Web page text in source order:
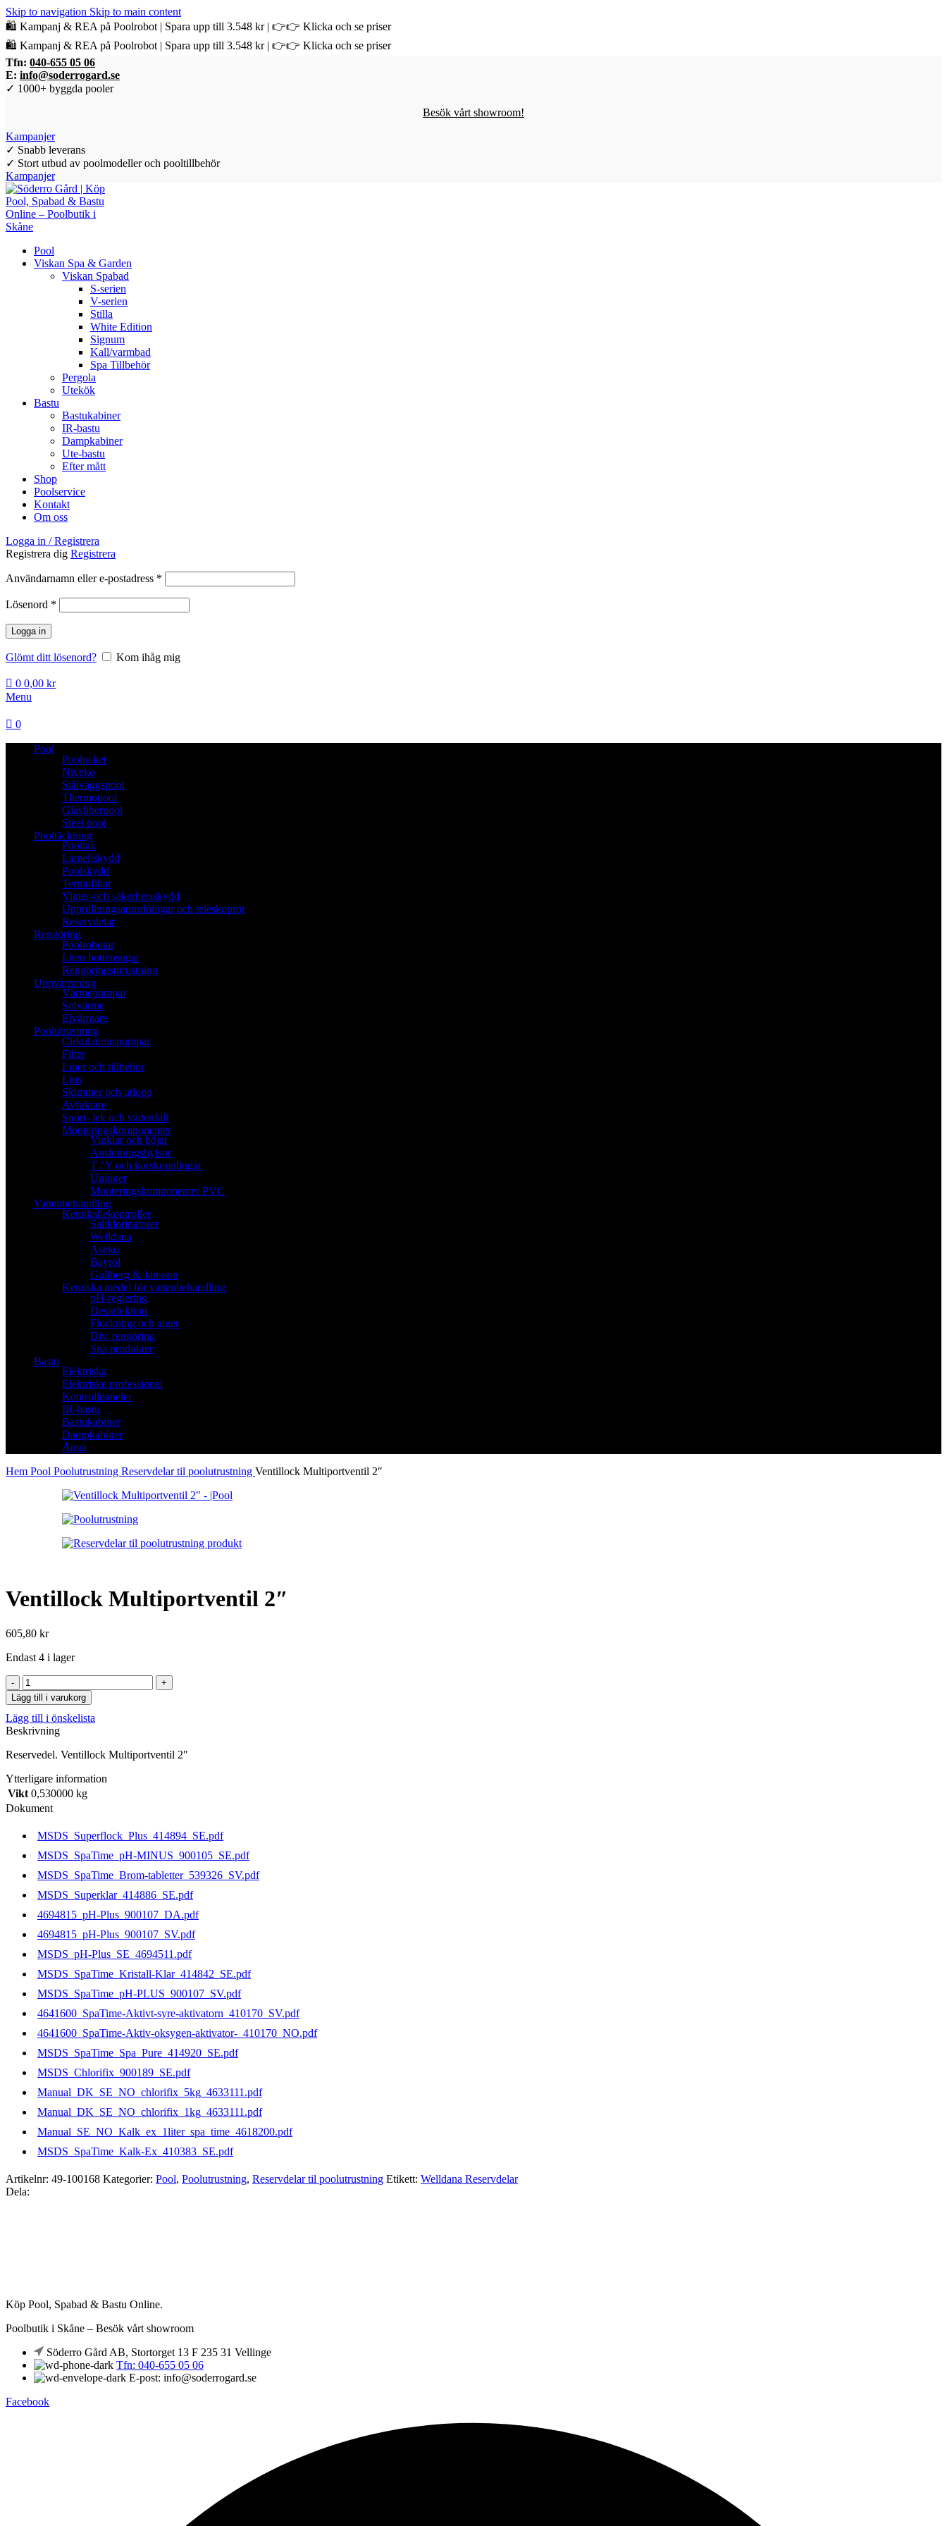
Skip to navigation Skip to main content
🛍️ Kampanj & REA på Poolrobot | Spara upp till 3.548 kr | 👉👉 Klicka och se priser
🛍️ Kampanj & REA på Poolrobot | Spara upp till 3.548 kr | 👉👉 Klicka och se priser
Tfn: 040-655 05 06
E: info@soderrogard.se
✓ 1000+ byggda pooler
Besök vårt showroom!
Kampanjer
✓ Snabb leverans
✓ Stort utbud av poolmodeller och pooltillbehör
Kampanjer
Pool
Viskan Spa & Garden
Viskan Spabad
S-serien
V-serien
Stilla
White Edition
Signum
Kall/varmbad
Spa Tillbehör
Pergola
Utekök
Bastu
Bastukabiner
IR-bastu
Dampkabiner
Ute-bastu
Efter mått
Shop
Poolservice
Kontakt
Om oss
Logga in / Registrera
Registrera dig Registrera
Användarnamn eller e-postadress *
Lösenord *
Logga in
Glömt ditt lösenord? Kom ihåg mig
0 0,00 kr
Menu
0
Pool
Poolpaket
Niveko
Stålväggspool
Thermopool
Glasfiberpool
Steel pool
Pooltäckning
Pooltak
Lamellskydd
Poolskydd
Termofiltar
Vinter-och säkerhetsskydd
Upprullningsanordningar och teleskoprör
Reservdelar
Rengöring
Poolrobotar
Liten bottensugar
Rengöringsutrustning
Uppvärmning
Värmepumpar
Solvärme
Elvärmare
Poolutrustning
Cirkulationspumpar
Filter
Liner och tillbehör
Ljus
Skimmer och utlopp
Avfuktare
Sport- lek och vattenfall
Monteringskomponenter
Vinklar och böjar
Anslutningshylsor
T / Y och korskopplingar
Unioner
Monteringskomponenter PVC
Vattenbehandling
Kemikaliekontroller
Saltklorinatorer
Welldana
Aseko
Bayrol
Gullberg & Jansson
Kemiska medel för vattenbehandling
pH-reglering
Desinfektion
Flockning och alger
Div. rengöring
Spa produkter
Bastu
Elektriska
Elektriske professionel
Kontrollpaneler
IR-bastu
Bastukabiner
Dampkabiner
Ånga
Hem Pool Poolutrustning Reservdelar til poolutrustning Ventillock Multiportventil 2″
Ventillock Multiportventil 2″
605,80 kr
Endast 4 i lager
Ventillock
Multiportventil
2"
mängd
Lägg till i varukorg
Lägg till i önskelista
Beskrivning
Reservedel. Ventillock Multiportventil 2″
Ytterligare information
Vikt 0,530000 kg
Dokument
MSDS_Superflock_Plus_414894_SE.pdf
MSDS_SpaTime_pH-MINUS_900105_SE.pdf
MSDS_SpaTime_Brom-tabletter_539326_SV.pdf
MSDS_Superklar_414886_SE.pdf
4694815_pH-Plus_900107_DA.pdf
4694815_pH-Plus_900107_SV.pdf
MSDS_pH-Plus_SE_4694511.pdf
MSDS_SpaTime_Kristall-Klar_414842_SE.pdf
MSDS_SpaTime_pH-PLUS_900107_SV.pdf
4641600_SpaTime-Aktivt-syre-aktivatorn_410170_SV.pdf
4641600_SpaTime-Aktiv-oksygen-aktivator-_410170_NO.pdf
MSDS_SpaTime_Spa_Pure_414920_SE.pdf
MSDS_Chlorifix_900189_SE.pdf
Manual_DK_SE_NO_chlorifix_5kg_4633111.pdf
Manual_DK_SE_NO_chlorifix_1kg_4633111.pdf
Manual_SE_NO_Kalk_ex_1liter_spa_time_4618200.pdf
MSDS_SpaTime_Kalk-Ex_410383_SE.pdf
Artikelnr: 49-100168 Kategorier: Pool, Poolutrustning, Reservdelar til poolutrustning Etikett: Welldana Reservdelar
Dela:
Köp Pool, Spabad & Bastu Online.
Poolbutik i Skåne – Besök vårt showroom
Söderro Gård AB, Stortorget 13 F 235 31 Vellinge
Tfn: 040-655 05 06
E-post: info@soderrogard.se
Facebook